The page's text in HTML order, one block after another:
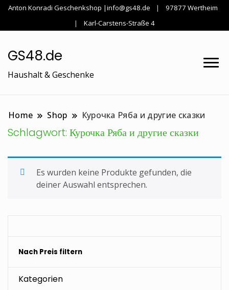
Anton Konradi Geschenkshop |info@gs48.de
97877 Wertheim
Karl-Carstens-Straße 4
GS48.de
Haushalt & Geschenke
Home Shop Курочка Ряба и другие сказки
Schlagwort: Курочка Ряба и другие сказки
Es wurden keine Produkte gefunden, die
deiner Auswahl entsprechen.
Nach Preis filtern
Kategorien